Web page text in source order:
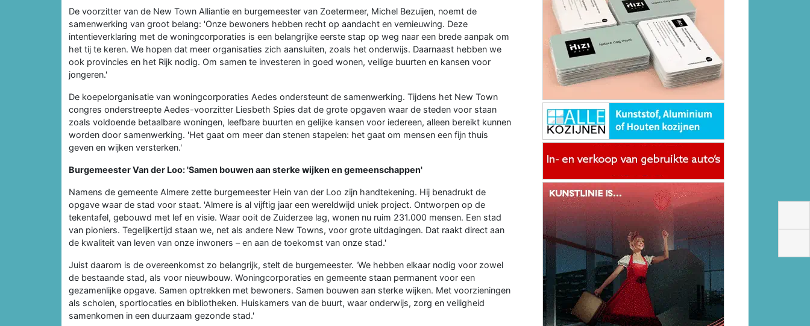
De voorzitter van de New Town Alliantie en burgemeester van Zoetermeer, Michel Bezuijen, noemt de
samenwerking van groot belang: 'Onze bewoners hebben recht op aandacht en vernieuwing. Deze
intentieverklaring met de woningcorporaties is een belangrijke eerste stap op weg naar een brede aanpak om
het tij te keren. We hopen dat meer organisaties zich aansluiten, zoals het onderwijs. Daarnaast hebben we
ook provincies en het Rijk nodig. Om samen te investeren in goed wonen, veilige buurten en kansen voor
jongeren.'
De koepelorganisatie van woningcorporaties Aedes ondersteunt de samenwerking. Tijdens het New Town
congres onderstreepte Aedes-voorzitter Liesbeth Spies dat de grote opgaven waar de steden voor staan
zoals voldoende betaalbare woningen, leefbare buurten en gelijke kansen voor iedereen, alleen bereikt kunnen
worden door samenwerking. 'Het gaat om meer dan stenen stapelen: het gaat om mensen een fijn thuis
geven en wijken versterken.'
Burgemeester Van der Loo: 'Samen bouwen aan sterke wijken en gemeenschappen'
Namens de gemeente Almere zette burgemeester Hein van der Loo zijn handtekening. Hij benadrukt de
opgave waar de stad voor staat. 'Almere is al vijftig jaar een wereldwijd uniek project. Ontworpen op de
tekentafel, gebouwd met lef en visie. Waar ooit de Zuiderzee lag, wonen nu ruim 231.000 mensen. Een stad
van pioniers. Tegelijkertijd staan we, net als andere New Towns, voor grote uitdagingen. Dat raakt direct aan
de kwaliteit van leven van onze inwoners – en aan de toekomst van onze stad.'
Juist daarom is de overeenkomst zo belangrijk, stelt de burgemeester. 'We hebben elkaar nodig voor zowel
de bestaande stad, als voor nieuwbouw. Woningcorporaties en gemeente staan permanent voor een
gezamenlijke opgave. Samen optrekken met bewoners. Samen bouwen aan sterke wijken. Met voorzieningen
als scholen, sportlocaties en bibliotheken. Huiskamers van de buurt, waar onderwijs, zorg en veiligheid
samenkomen in een duurzaam gezonde stad.'